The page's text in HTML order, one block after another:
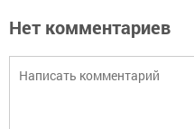
Нет комментариев